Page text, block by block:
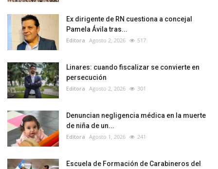
Ex dirigente de RN cuestiona a concejal
Pamela Ávila tras...
Editora Agosto 2, 2026 517
Linares: cuando fiscalizar se convierte en
persecución
Editora Agosto 2, 2026 301
Denuncian negligencia médica en la muerte
de niña de un...
Editora Agosto 1, 2026 241
Escuela de Formación de Carabineros del